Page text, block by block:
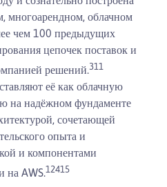
многоарендном, облачном
чем 100 предыдущих
цепочек поставок и
решений.311
её как облачную
на надёжном фундаменте
сочетающей
опыта и
и компонентами
на AWS.12415